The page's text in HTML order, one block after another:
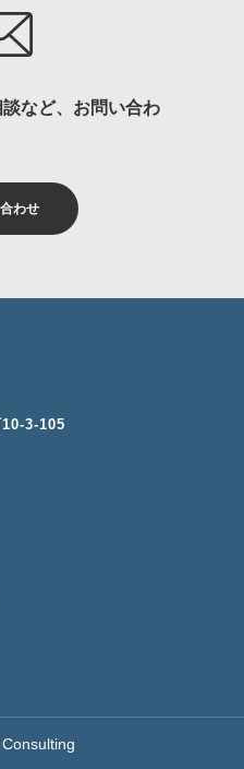
わせ
など、お問い合わ
3-105